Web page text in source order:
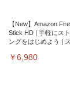
【New】Amazon
Stick HD | 手軽にス
ングをはじめよう | ス
￥6,980